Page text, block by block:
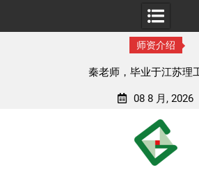
师资介绍
秦老师，毕业于江苏理工学院
08 8 月, 2026